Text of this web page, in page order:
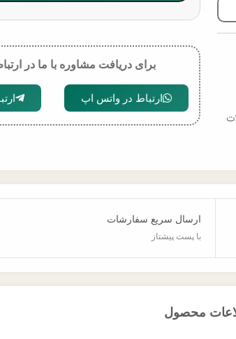
برای دریافت مشاوره با ما در
ارتباط در واتس اپ
ارسال سریع سفارشات
با پست پیشتاز
محصول